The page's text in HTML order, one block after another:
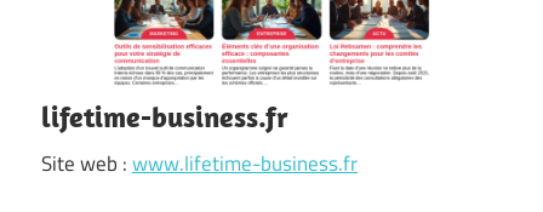
lifetime-business.fr
Site web :www.lifetime-business.fr